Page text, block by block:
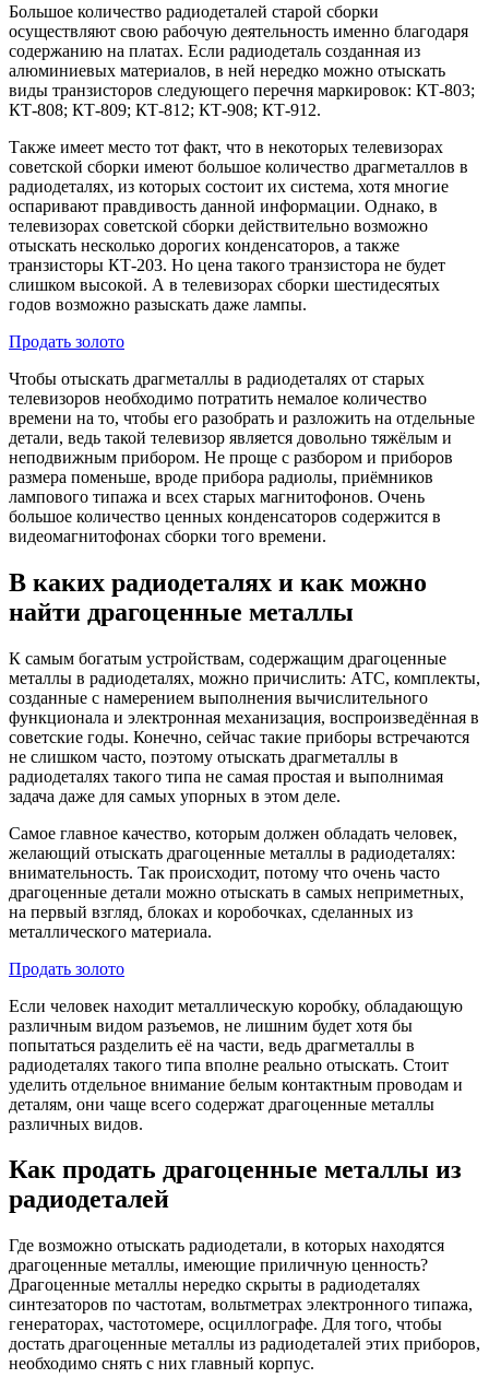
Большое количество радиодеталей старой сборки
осуществляют свою рабочую деятельность именно благодаря
содержанию на платах. Если радиодеталь созданная из
алюминиевых материалов, в ней нередко можно отыскать
виды транзисторов следующего перечня маркировок: КТ-803;
КТ-808; КТ-809; КТ-812; КТ-908; КТ-912.
Также имеет место тот факт, что в некоторых телевизорах
советской сборки имеют большое количество драгметаллов в
радиодеталях, из которых состоит их система, хотя многие
оспаривают правдивость данной информации. Однако, в
телевизорах советской сборки действительно возможно
отыскать несколько дорогих конденсаторов, а также
транзисторы КТ-203. Но цена такого транзистора не будет
слишком высокой. А в телевизорах сборки шестидесятых
годов возможно разыскать даже лампы.
Продать золото
Чтобы отыскать драгметаллы в радиодеталях от старых
телевизоров необходимо потратить немалое количество
времени на то, чтобы его разобрать и разложить на отдельные
детали, ведь такой телевизор является довольно тяжёлым и
неподвижным прибором. Не проще с разбором и приборов
размера поменьше, вроде прибора радиолы, приёмников
лампового типажа и всех старых магнитофонов. Очень
большое количество ценных конденсаторов содержится в
видеомагнитофонах сборки того времени.
В каких радиодеталях и как можно
найти драгоценные металлы
К самым богатым устройствам, содержащим драгоценные
металлы в радиодеталях, можно причислить: АТС, комплекты,
созданные с намерением выполнения вычислительного
функционала и электронная механизация, воспроизведённая в
советские годы. Конечно, сейчас такие приборы встречаются
не слишком часто, поэтому отыскать драгметаллы в
радиодеталях такого типа не самая простая и выполнимая
задача даже для самых упорных в этом деле.
Самое главное качество, которым должен обладать человек,
желающий отыскать драгоценные металлы в радиодеталях:
внимательность. Так происходит, потому что очень часто
драгоценные детали можно отыскать в самых неприметных,
на первый взгляд, блоках и коробочках, сделанных из
металлического материала.
Продать золото
Если человек находит металлическую коробку, обладающую
различным видом разъемов, не лишним будет хотя бы
попытаться разделить её на части, ведь драгметаллы в
радиодеталях такого типа вполне реально отыскать. Стоит
уделить отдельное внимание белым контактным проводам и
деталям, они чаще всего содержат драгоценные металлы
различных видов.
Как продать драгоценные металлы из
радиодеталей
Где возможно отыскать радиодетали, в которых находятся
драгоценные металлы, имеющие приличную ценность?
Драгоценные металлы нередко скрыты в радиодеталях
синтезаторов по частотам, вольтметрах электронного типажа,
генераторах, частотомере, осциллографе. Для того, чтобы
достать драгоценные металлы из радиодеталей этих приборов,
необходимо снять с них главный корпус.